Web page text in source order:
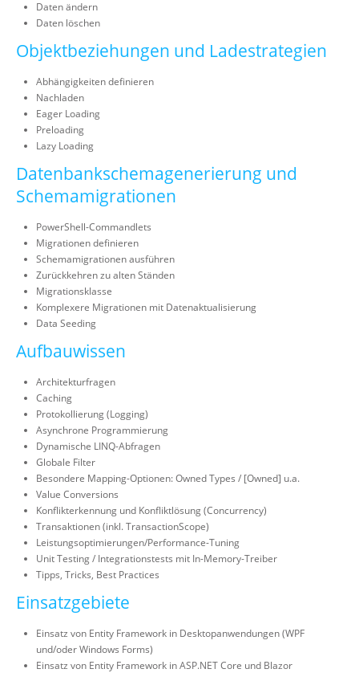
Daten ändern
Daten löschen
Objektbeziehungen und Ladestrategien
Abhängigkeiten definieren
Nachladen
Eager Loading
Preloading
Lazy Loading
Datenbankschemagenerierung und
Schemamigrationen
PowerShell-Commandlets
Migrationen definieren
Schemamigrationen ausführen
Zurückkehren zu alten Ständen
Migrationsklasse
Komplexere Migrationen mit Datenaktualisierung
Data Seeding
Aufbauwissen
Architekturfragen
Caching
Protokollierung (Logging)
Asynchrone Programmierung
Dynamische LINQ-Abfragen
Globale Filter
Besondere Mapping-Optionen: Owned Types / [Owned] u.a.
Value Conversions
Konflikterkennung und Konfliktlösung (Concurrency)
Transaktionen (inkl. TransactionScope)
Leistungsoptimierungen/Performance-Tuning
Unit Testing / Integrationstests mit In-Memory-Treiber
Tipps, Tricks, Best Practices
Einsatzgebiete
Einsatz von Entity Framework in Desktopanwendungen (WPF
und/oder Windows Forms)
Einsatz von Entity Framework in ASP.NET Core und Blazor